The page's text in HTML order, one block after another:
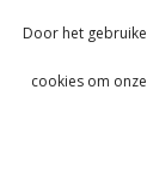
Door het
cookies om